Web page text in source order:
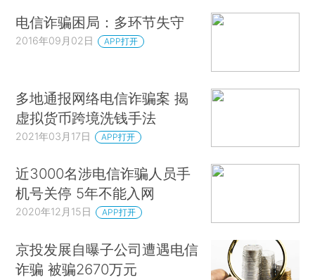
电信诈骗困局：多环节失守
2016年09月02日 APP打开
多地通报网络电信诈骗案 揭
虚拟货币跨境洗钱手法
2021年03月17日 APP打开
近3000名涉电信诈骗人员手
机号关停 5年不能入网
2020年12月15日 APP打开
京投发展自曝子公司遭遇电信
诈骗 被骗2670万元